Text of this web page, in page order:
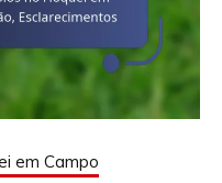
em Campo